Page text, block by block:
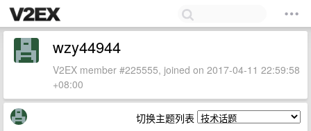
wzy44944
V2EX member #225555, joined on 2017-04-11 22:59:58
+08:00
切换主题列表